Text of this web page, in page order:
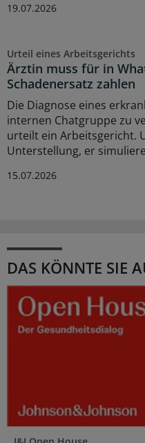
19.07.2026
Urteil eines Arbeitsgerichts
Ärztin muss für in
Schadenersatz zahlen
Die Diagnose eines
internen Chatgruppe zu
urteilt ein Arbeitsgericht.
Unterstellung, er
15.07.2026
DAS KÖNNTE SIE